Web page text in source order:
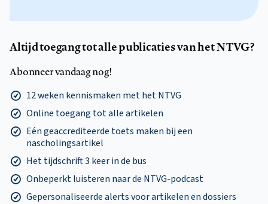
Altijd toegang tot alle publicaties van het NTVG?
Abonneer vandaag nog!
12 weken kennismaken met het NTVG
Online toegang tot alle artikelen
Eén geaccrediteerde toets maken bij een
nascholingsartikel
Het tijdschrift 3 keer in de bus
Onbeperkt luisteren naar de NTVG-podcast
Gepersonaliseerde alerts voor artikelen en dossiers